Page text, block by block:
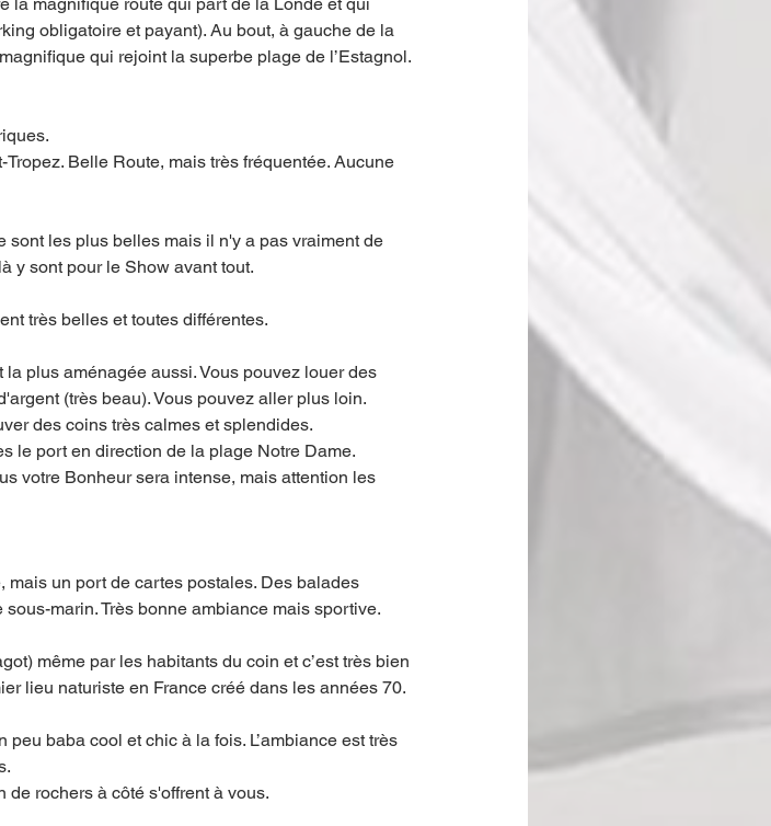
obligatoire et payant). Au bout, à gauche de la
qui rejoint la superbe plage de l’Estagnol.
Belle Route, mais très fréquentée. Aucune
sont les plus belles mais il n'y a pas vraiment de
y sont pour le Show avant tout.
très belles et toutes différentes.
plus aménagée aussi. Vous pouvez louer des
(très beau). Vous pouvez aller plus loin.
des coins très calmes et splendides.
le port en direction de la plage Notre Dame.
votre Bonheur sera intense, mais attention les
mais un port de cartes postales. Des balades
marin. Très bonne ambiance mais sportive.
même par les habitants du coin et c’est très bien
lieu naturiste en France créé dans les années 70.
baba cool et chic à la fois. L’ambiance est très
rochers à côté s'offrent à vous.